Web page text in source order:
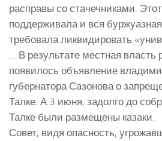
расправы со стачечниками.
поддерживала и вся буржуазная
требовала ликвидировать
… В результате местная
появилось объявление
губернатора Сазонова о
Талке. А 3 июня, задолго до
Талке были размещены казаки.
Совет, видя опасность,